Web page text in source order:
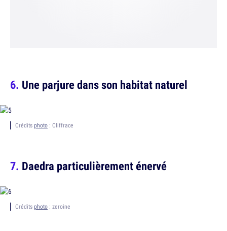
Une parjure dans son habitat naturel
Crédits photo : Cliffrace
Daedra particulièrement énervé
Crédits photo : zeroine